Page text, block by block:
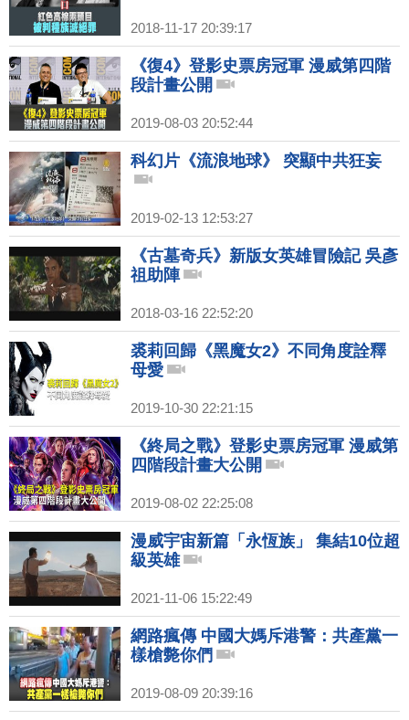
2018-11-17 20:39:17
《復4》登影史票房冠軍 漫威第四階
段計畫公開
2019-08-03 20:52:44
科幻片《流浪地球》 突顯中共狂妄
2019-02-13 12:53:27
《古墓奇兵》新版女英雄冒險記 吳彥
祖助陣
2018-03-16 22:52:20
裘莉回歸《黑魔女2》不同角度詮釋
母愛
2019-10-30 22:21:15
《終局之戰》登影史票房冠軍 漫威第
四階段計畫大公開
2019-08-02 22:25:08
漫威宇宙新篇「永恆族」 集結10位超
級英雄
2021-11-06 15:22:49
網路瘋傳 中國大媽斥港警：共產黨一
樣槍斃你們
2019-08-09 20:39:16